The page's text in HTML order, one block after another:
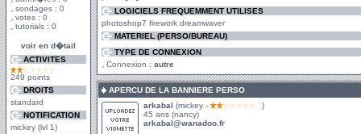
sondages : 0
votes : 0
tutorials : 0
voir en d�tail
ACTIVITES
249 points
DROITS
standard
NOTIFICATION
mickey (lvl 1)
LOGICIELS FREQUEMMENT UTILISES
photoshop7 firework dreamwaver
MATERIEL (PERSO/BUREAU)
TYPE DE CONNEXION
Connexion : autre
APERCU DE LA BANNIERE PERSO
arkabal (mickey -
)
45 ans (nancy)
arkabal@wanadoo.fr